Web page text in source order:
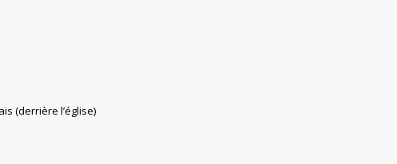
(derrière l’église)